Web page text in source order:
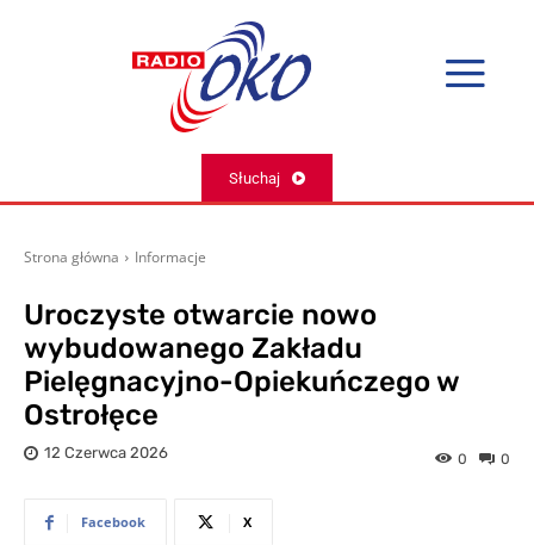
Słuchaj
Strona główna Informacje
Uroczyste otwarcie nowo
wybudowanego Zakładu
Pielęgnacyjno-Opiekuńczego w
Ostrołęce
12 Czerwca 2026 0
0
Facebook X